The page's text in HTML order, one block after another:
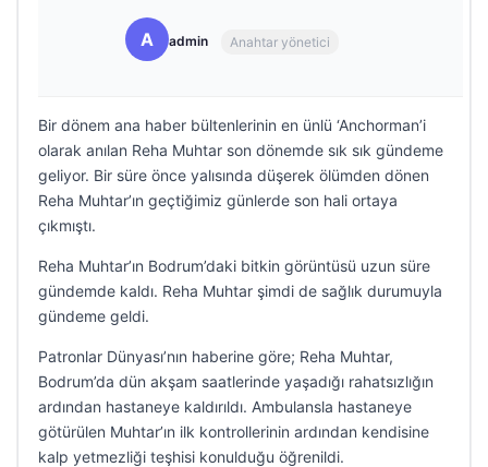
A admin Anahtar yönetici
Bir dönem ana haber bültenlerinin en ünlü ‘Anchorman’i
olarak anılan Reha Muhtar son dönemde sık sık gündeme
geliyor. Bir süre önce yalısında düşerek ölümden dönen
Reha Muhtar’ın geçtiğimiz günlerde son hali ortaya
çıkmıştı.
Reha Muhtar’ın Bodrum’daki bitkin görüntüsü uzun süre
gündemde kaldı. Reha Muhtar şimdi de sağlık durumuyla
gündeme geldi.
Patronlar Dünyası’nın haberine göre; Reha Muhtar,
Bodrum’da dün akşam saatlerinde yaşadığı rahatsızlığın
ardından hastaneye kaldırıldı. Ambulansla hastaneye
götürülen Muhtar’ın ilk kontrollerinin ardından kendisine
kalp yetmezliği teşhisi konulduğu öğrenildi.